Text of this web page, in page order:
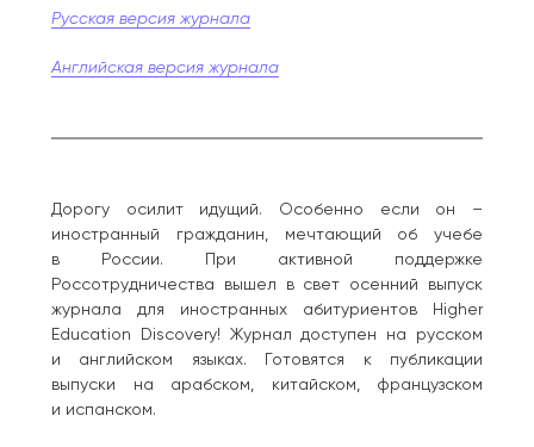
Русская версия журнала
Английская версия журнала
Дорогу осилит идущий. Особенно если он –
иностранный гражданин, мечтающий об учебе
в России. При активной поддержке
Россотрудничества вышел в свет осенний выпуск
журнала для иностранных абитуриентов Higher
Education Discovery! Журнал доступен на русском
и английском языках. Готовятся к публикации
выпуски на арабском, китайском, французском
и испанском.